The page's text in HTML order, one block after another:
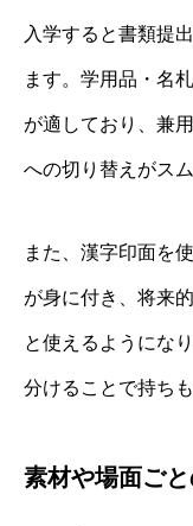
入学すると書類提
ます。学用品・名
が適しており、兼
への切り替えがスム
また、漢字印面を
が身に付き、将来
と使えるようにな
分けることで持ち
素材や場面ご